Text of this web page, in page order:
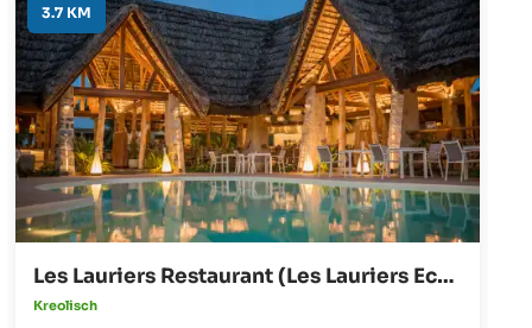
3.7 KM
Les Lauriers Restaurant (Les Lauriers Eco Hotel)
Kreolisch